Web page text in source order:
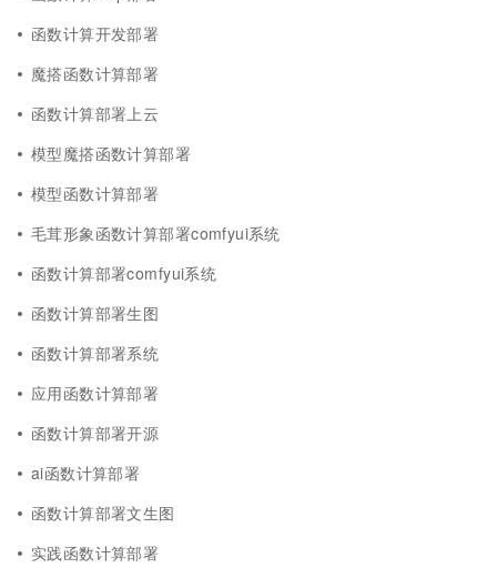
函数计算开发部署
魔搭函数计算部署
函数计算部署上云
模型魔搭函数计算部署
模型函数计算部署
毛茸形象函数计算部署comfyui系统
函数计算部署comfyui系统
函数计算部署生图
函数计算部署系统
应用函数计算部署
函数计算部署开源
ai函数计算部署
函数计算部署文生图
实践函数计算部署